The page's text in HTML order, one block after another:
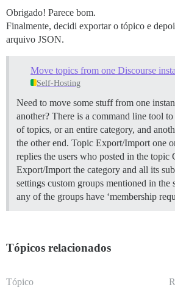
Obrigado! Parece bom.
Finalmente, decidi exportar o tópico e
arquivo JSON.
Move topics from one Discourse
Self-Hosting
Need to move some stuff from one
another? There is a command line tool
of topics, or an entire category, and
the other end. Topic Export/Import one
replies the users who posted in the topic
Export/Import the category and all its
settings custom groups mentioned in the
any of the groups have ‘membership
Tópicos relacionados
Tópico